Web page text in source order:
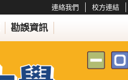
勘誤資訊
連絡我們 校方連結